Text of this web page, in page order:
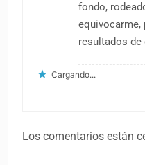
fondo,
equivocarme,
resultados de
Cargando...
Los comentarios están